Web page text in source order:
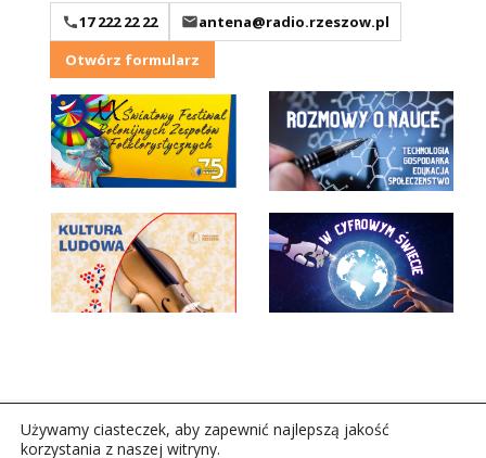
17 222 22 22
antena@radio.rzeszow.pl
Otwórz formularz
Używamy ciasteczek, aby zapewnić najlepszą jakość
korzystania z naszej witryny.